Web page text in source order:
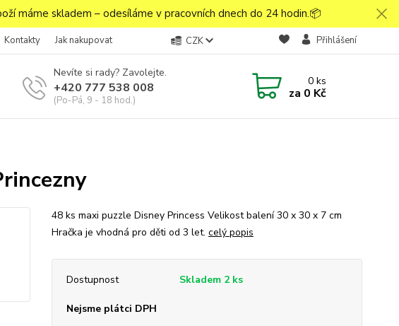
máme skladem – odesíláme v pracovních dnech do 24 hodin.📦
Kontakty Jak nakupovat CZK Přihlášení
Nevíte si rady? Zavolejte.
+420 777 538 008
(Po-Pá, 9 - 18 hod.)
0ks
za 0 Kč
48 ks maxi puzzle Disney Princess Velikost balení 30 x 30 x 7 cm
Hračka je vhodná pro děti od 3 let. celý popis
Dostupnost Skladem 2 ks
Nejsme plátci DPH